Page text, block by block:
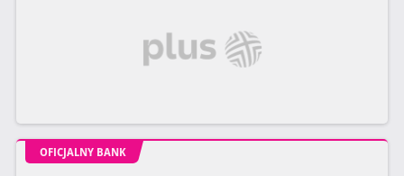
OFICJALNY BANK